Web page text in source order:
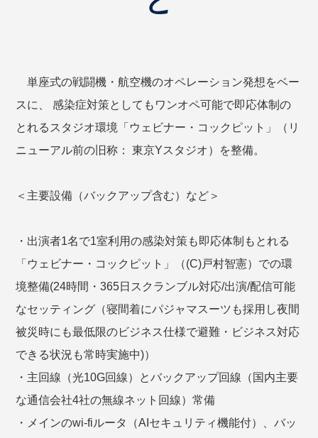
単座式の戦闘機・航空機のオペレーション発想をベー
スに、 感染症対策としてもワンオペ可能で即応体制の
とれるスタジオ環境「ウェビナー・コックピット」（リ
ニューアル前の旧称： 東京Yスタジオ）を整備。
＜主要設備（バックアップ含む）など＞
・出演者1名で1室利用の感染対策も即応体制もとれる
「ウェビナー・コックピット」（(C)戸村智憲）での環
境整備(24時間・365日スクランブル対応/出演/配信可能
なセッティング（寝間着にパジャマスーツも採用し夜間
被災時にも最低限のビジネス仕様で避難・ビジネス対応
できる状況も常時実施中)）
・主回線（光10G回線）とバックアップ回線（国内主要
な通信会社4社の無線ネット回線）常備
・メインのwi-fiルータ（AIセキュリティ機能付）、バッ